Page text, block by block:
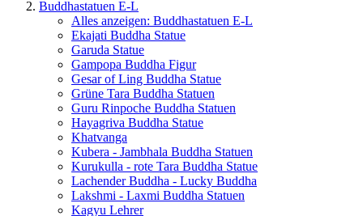
Buddhastatuen E-L
Alles anzeigen: Buddhastatuen E-L
Ekajati Buddha Statue
Garuda Statue
Gampopa Buddha Figur
Gesar of Ling Buddha Statue
Grüne Tara Buddha Statuen
Guru Rinpoche Buddha Statuen
Hayagriva Buddha Statue
Khatvanga
Kubera - Jambhala Buddha Statuen
Kurukulla - rote Tara Buddha Statue
Lachender Buddha - Lucky Buddha
Lakshmi - Laxmi Buddha Statuen
Kagyu Lehrer